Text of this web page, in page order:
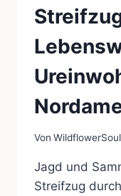
Von WildflowerSoul
Jagd und
Streifzug